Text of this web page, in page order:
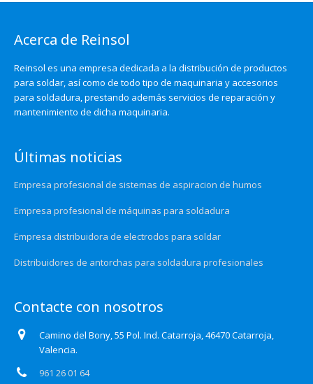
Acerca de Reinsol
Reinsol es una empresa dedicada a la distribución de productos
para soldar, así como de todo tipo de maquinaria y accesorios
para soldadura, prestando además servicios de reparación y
mantenimiento de dicha maquinaria.
Últimas noticias
Empresa profesional de sistemas de aspiracion de humos
Empresa profesional de máquinas para soldadura
Empresa distribuidora de electrodos para soldar
Distribuidores de antorchas para soldadura profesionales
Contacte con nosotros
Camino del Bony, 55 Pol. Ind. Catarroja, 46470 Catarroja,
Valencia.
961 26 01 64